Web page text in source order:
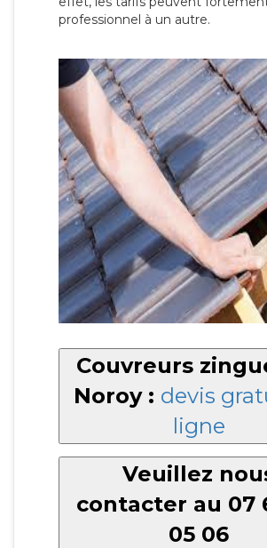
professionnel à un autre.
Couvreurs
Noroy : devis
ligne
Veuillez
contacter au 07
05 06